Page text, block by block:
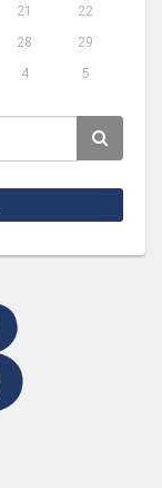
21
22
28
29
4 5